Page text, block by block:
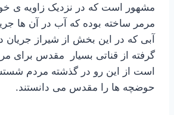
مشهور است که در نزدیک زاویه ی
مرمر ساخته بوده که آب در آن ها
آبی که در این بخش از شیراز جریان
گرفته از قناتی بسیار مقدس برای
است از این رو در گذشته مردم
حوضچه ها را مقدس می دانستند.